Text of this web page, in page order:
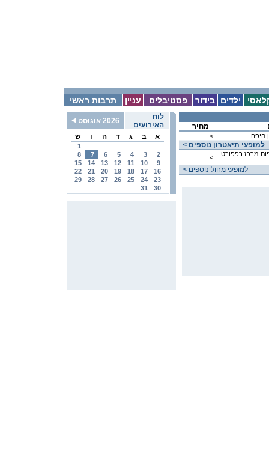
תרבות ראשי עניין פסטיבלים בידור ילדים
לוח
האירועים
2026 אוגוסט
א
ב ג ד ה ו ש
1
2
3
4
5
6
7
8
9
10
11
12
13
14
15
16
17
18
19
20
21
22
23
24
25
26
27
28
29
30
31
מחיר
< חיפה
< למופעי תיאטרון נוספים
< מרכז רפפורט
< למופעי מחול נוספים